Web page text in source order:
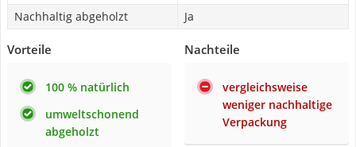
Nachhaltig abgeholzt
Ja
Vorteile
100 % natürlich
umweltschonend
abgeholzt
Nachteile
vergleichsweise
weniger nachhaltige
Verpackung